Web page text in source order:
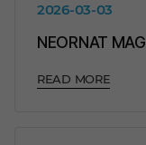
2026-03-03
NEORNAT
READ MORE